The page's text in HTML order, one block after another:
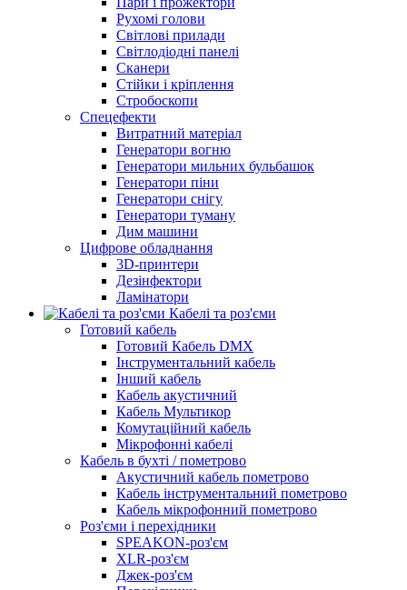
Рухомі голови
Світлові прилади
Світлодіодні панелі
Сканери
Стійки і кріплення
Стробоскопи
Спецефекти
Витратний матеріал
Генератори вогню
Генератори мильних бульбашок
Генератори піни
Генератори снігу
Генератори туману
Дим машини
Цифрове обладнання
3D-принтери
Дезінфектори
Ламінатори
Кабелі та роз'єми
Готовий кабель
Готовий Кабель DMX
Інструментальний кабель
Інший кабель
Кабель акустичний
Кабель Мультикор
Комутаційний кабель
Мікрофонні кабелі
Кабель в бухті / пометрово
Акустичний кабель пометрово
Кабель інструментальний пометрово
Кабель мікрофонний пометрово
Роз'єми і перехідники
SPEAKON-роз'єм
XLR-роз'єм
Джек-роз'єм